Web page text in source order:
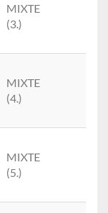
MIXTE
(3.)
MIXTE
(4.)
MIXTE
(5.)